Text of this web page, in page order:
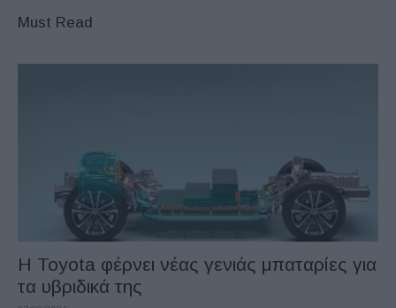
Must Read
Η Toyota φέρνει νέας γενιάς μπαταρίες για
τα υβριδικά της